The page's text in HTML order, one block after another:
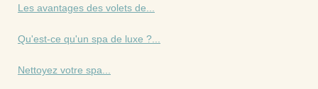
Les avantages des volets de...
Qu'est-ce qu'un spa de luxe ?...
Nettoyez votre spa...